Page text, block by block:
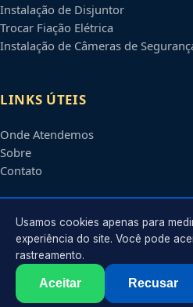
Instalação de Disjuntor
Trocar Fiação Elétrica
Instalação de Câmeras de
LINKS ÚTEIS
Onde Atendemos
Sobre
Contato
CONTATO
Atendimento em
2026 Belo Horizonte
Usamos cookies apenas para
experiência do site. Você pode
rastreamento.
Aceitar Recusar